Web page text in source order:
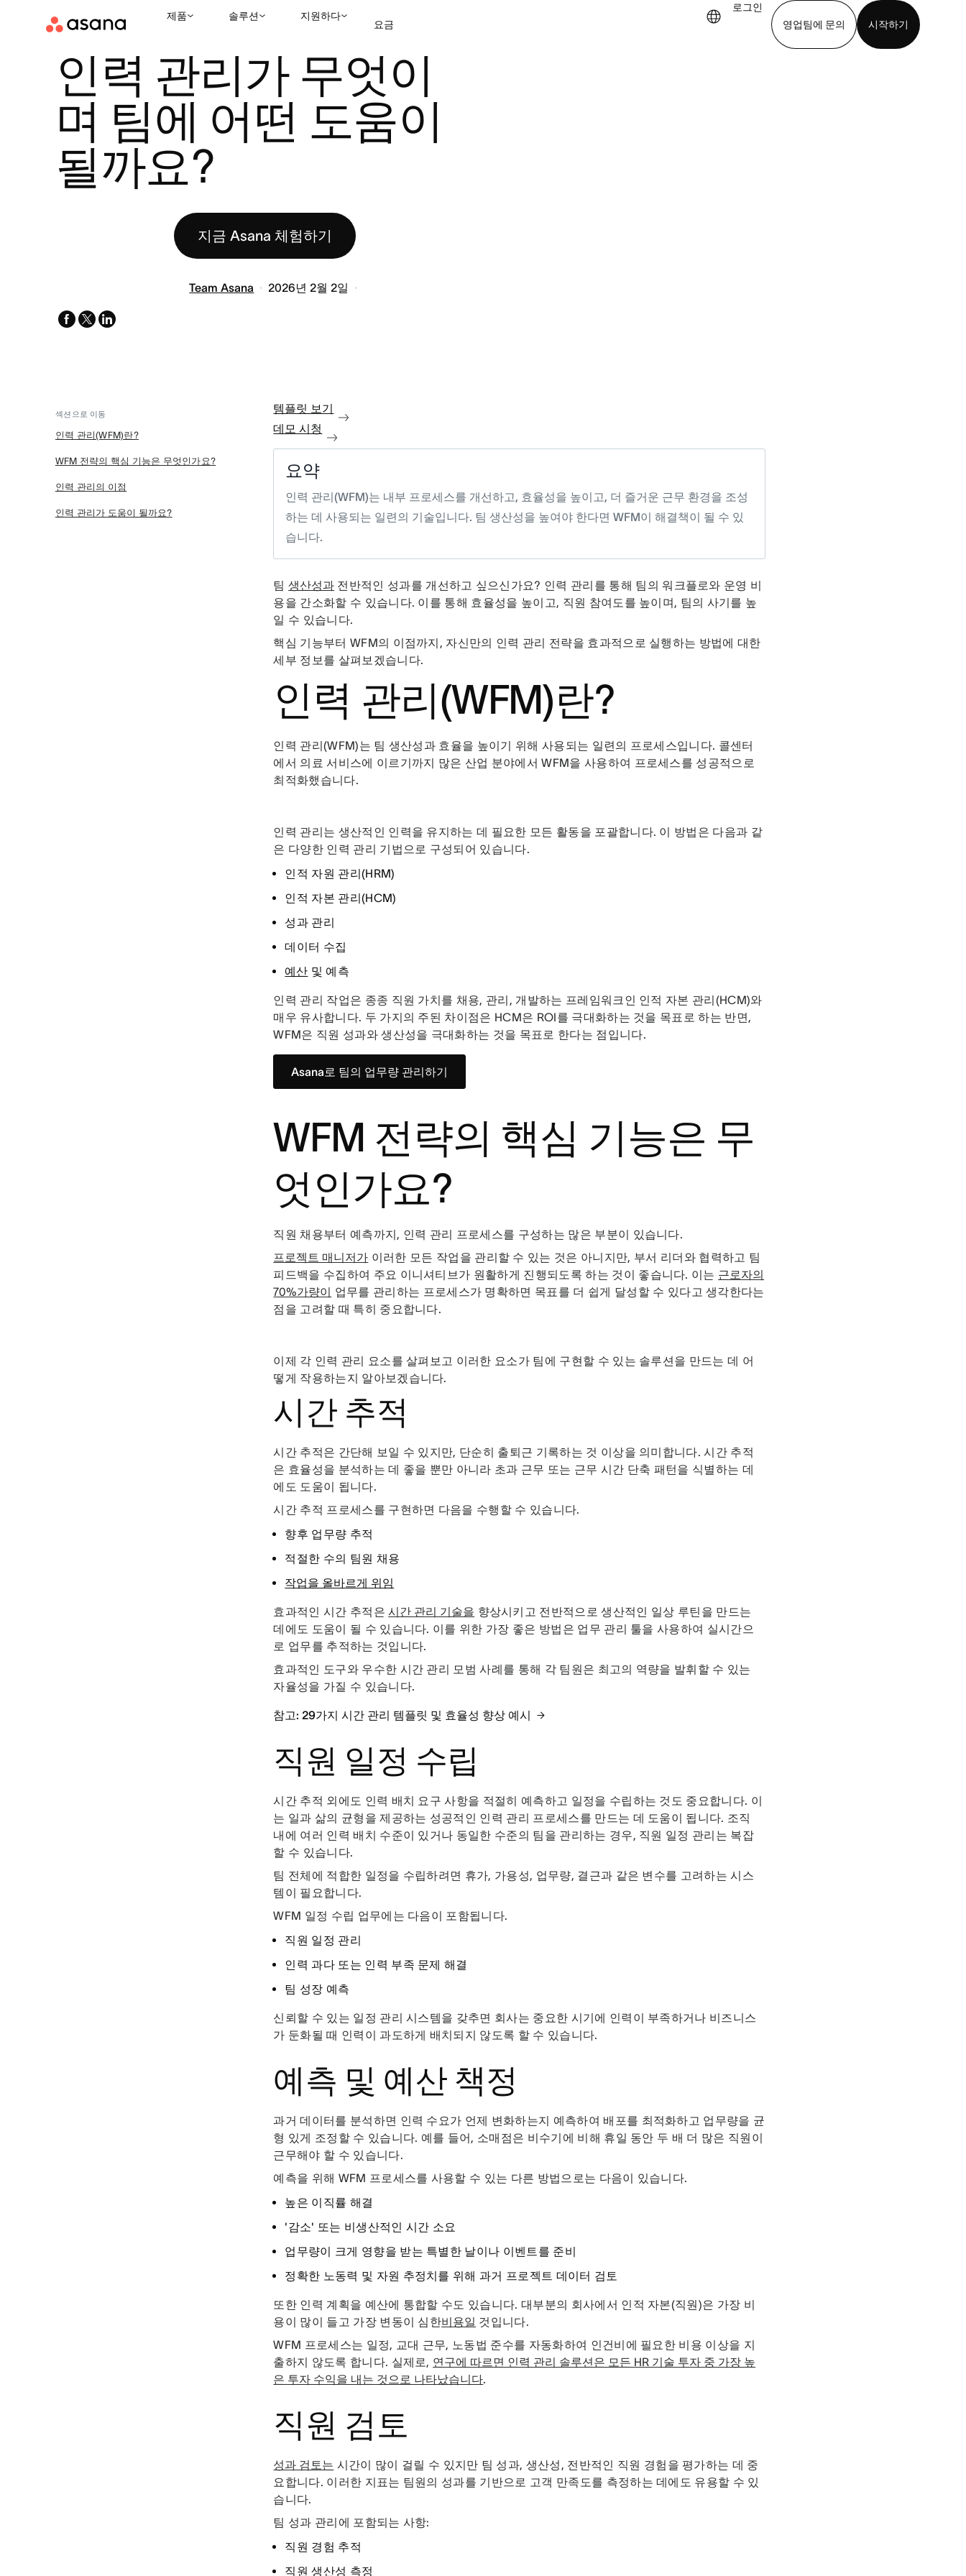
제품 솔루션 지원하다
요금
로그인
영업팀에 문의
시작하기
인력 관리가 무엇이
며 팀에 어떤 도움이
될까요?
지금 Asana 체험하기
Team Asana 2026년 2월 2일
facebook
x-
linkedin
섹션으로 이동
인력 관리(WFM)란?
WFM 전략의 핵심 기능은 무엇인가요?
인력 관리의 이점
인력 관리가 도움이 될까요?
템플릿 보기
데모 시청
요약
인력 관리(WFM)는 내부 프로세스를 개선하고, 효율성을 높이고, 더 즐거운 근무 환경을 조성
하는 데 사용되는 일련의 기술입니다. 팀 생산성을 높여야 한다면 WFM이 해결책이 될 수 있
습니다.
팀 생산성과 전반적인 성과를 개선하고 싶으신가요? 인력 관리를 통해 팀의 워크플로와 운영 비
용을 간소화할 수 있습니다. 이를 통해 효율성을 높이고, 직원 참여도를 높이며, 팀의 사기를 높
일 수 있습니다.
핵심 기능부터 WFM의 이점까지, 자신만의 인력 관리 전략을 효과적으로 실행하는 방법에 대한
세부 정보를 살펴보겠습니다.
인력 관리(WFM)란?
인력 관리(WFM)는 팀 생산성과 효율을 높이기 위해 사용되는 일련의 프로세스입니다. 콜센터
에서 의료 서비스에 이르기까지 많은 산업 분야에서 WFM을 사용하여 프로세스를 성공적으로
최적화했습니다.
인력 관리는 생산적인 인력을 유지하는 데 필요한 모든 활동을 포괄합니다. 이 방법은 다음과 같
은 다양한 인력 관리 기법으로 구성되어 있습니다.
인적 자원 관리(HRM)
인적 자본 관리(HCM)
성과 관리
데이터 수집
예산 및 예측
인력 관리 작업은 종종 직원 가치를 채용, 관리, 개발하는 프레임워크인 인적 자본 관리(HCM)와
매우 유사합니다. 두 가지의 주된 차이점은 HCM은 ROI를 극대화하는 것을 목표로 하는 반면,
WFM은 직원 성과와 생산성을 극대화하는 것을 목표로 한다는 점입니다.
Asana로 팀의 업무량 관리하기
WFM 전략의 핵심 기능은 무
엇인가요?
직원 채용부터 예측까지, 인력 관리 프로세스를 구성하는 많은 부분이 있습니다.
프로젝트 매니저가 이러한 모든 작업을 관리할 수 있는 것은 아니지만, 부서 리더와 협력하고 팀
피드백을 수집하여 주요 이니셔티브가 원활하게 진행되도록 하는 것이 좋습니다. 이는 근로자의
70%가량이 업무를 관리하는 프로세스가 명확하면 목표를 더 쉽게 달성할 수 있다고 생각한다는
점을 고려할 때 특히 중요합니다.
이제 각 인력 관리 요소를 살펴보고 이러한 요소가 팀에 구현할 수 있는 솔루션을 만드는 데 어
떻게 작용하는지 알아보겠습니다.
시간 추적
시간 추적은 간단해 보일 수 있지만, 단순히 출퇴근 기록하는 것 이상을 의미합니다. 시간 추적
은 효율성을 분석하는 데 좋을 뿐만 아니라 초과 근무 또는 근무 시간 단축 패턴을 식별하는 데
에도 도움이 됩니다.
시간 추적 프로세스를 구현하면 다음을 수행할 수 있습니다.
향후 업무량 추적
적절한 수의 팀원 채용
작업을 올바르게 위임
효과적인 시간 추적은시간 관리 기술을 향상시키고 전반적으로 생산적인 일상 루틴을 만드는
데에도 도움이 될 수 있습니다. 이를 위한 가장 좋은 방법은 업무 관리 툴을 사용하여 실시간으
로 업무를 추적하는 것입니다.
효과적인 도구와 우수한 시간 관리 모범 사례를 통해 각 팀원은 최고의 역량을 발휘할 수 있는
자율성을 가질 수 있습니다.
참고: 29가지 시간 관리 템플릿 및 효율성 향상 예시
직원 일정 수립
시간 추적 외에도 인력 배치 요구 사항을 적절히 예측하고 일정을 수립하는 것도 중요합니다. 이
는 일과 삶의 균형을 제공하는 성공적인 인력 관리 프로세스를 만드는 데 도움이 됩니다. 조직
내에 여러 인력 배치 수준이 있거나 동일한 수준의 팀을 관리하는 경우, 직원 일정 관리는 복잡
할 수 있습니다.
팀 전체에 적합한 일정을 수립하려면 휴가, 가용성, 업무량, 결근과 같은 변수를 고려하는 시스
템이 필요합니다.
WFM 일정 수립 업무에는 다음이 포함됩니다.
직원 일정 관리
인력 과다 또는 인력 부족 문제 해결
팀 성장 예측
신뢰할 수 있는 일정 관리 시스템을 갖추면 회사는 중요한 시기에 인력이 부족하거나 비즈니스
가 둔화될 때 인력이 과도하게 배치되지 않도록 할 수 있습니다.
예측 및 예산 책정
과거 데이터를 분석하면 인력 수요가 언제 변화하는지 예측하여 배포를 최적화하고 업무량을 균
형 있게 조정할 수 있습니다. 예를 들어, 소매점은 비수기에 비해 휴일 동안 두 배 더 많은 직원이
근무해야 할 수 있습니다.
예측을 위해 WFM 프로세스를 사용할 수 있는 다른 방법으로는 다음이 있습니다.
높은 이직률 해결
'감소' 또는 비생산적인 시간 소요
업무량이 크게 영향을 받는 특별한 날이나 이벤트를 준비
정확한 노동력 및 자원 추정치를 위해 과거 프로젝트 데이터 검토
또한 인력 계획을 예산에 통합할 수도 있습니다. 대부분의 회사에서 인적 자본(직원)은 가장 비
용이 많이 들고 가장 변동이 심한비용일 것입니다.
WFM 프로세스는 일정, 교대 근무, 노동법 준수를 자동화하여 인건비에 필요한 비용 이상을 지
출하지 않도록 합니다. 실제로, 연구에 따르면 인력 관리 솔루션은 모든 HR 기술 투자 중 가장 높
은 투자 수익을 내는 것으로 나타났습니다.
직원 검토
성과 검토는 시간이 많이 걸릴 수 있지만 팀 성과, 생산성, 전반적인 직원 경험을 평가하는 데 중
요합니다. 이러한 지표는 팀원의 성과를 기반으로 고객 만족도를 측정하는 데에도 유용할 수 있
습니다.
팀 성과 관리에 포함되는 사항:
직원 경험 추적
직원 생산성 측정